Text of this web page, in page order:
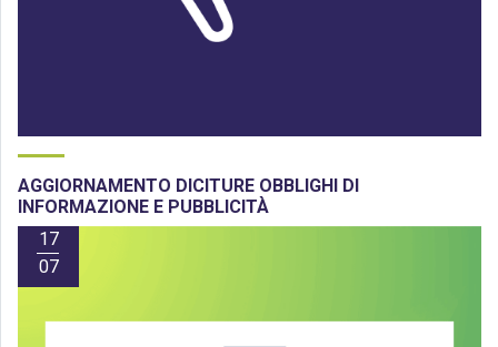
AGGIORNAMENTO DICITURE OBBLIGHI DI
INFORMAZIONE E PUBBLICITÀ
17
07